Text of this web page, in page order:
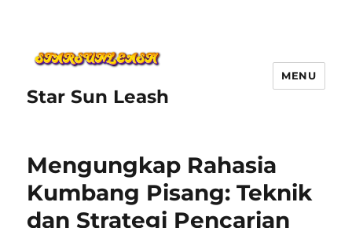
Star Sun Leash
MENU
Mengungkap Rahasia
Kumbang Pisang: Teknik
dan Strategi Pencarian